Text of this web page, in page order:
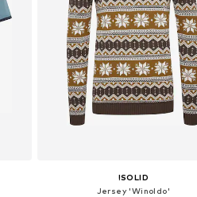
!SOLID
Jersey 'Winoldo'